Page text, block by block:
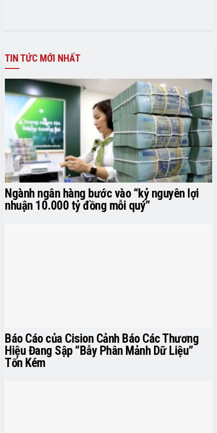
TIN TỨC MỚI NHẤT
Ngành ngân hàng bước vào “kỷ nguyên lợi
nhuận 10.000 tỷ đồng mỗi quý”
Báo Cáo của Cision Cảnh Báo Các Thương
Hiệu Đang Sập “Bẫy Phân Mảnh Dữ Liệu”
Tốn Kém